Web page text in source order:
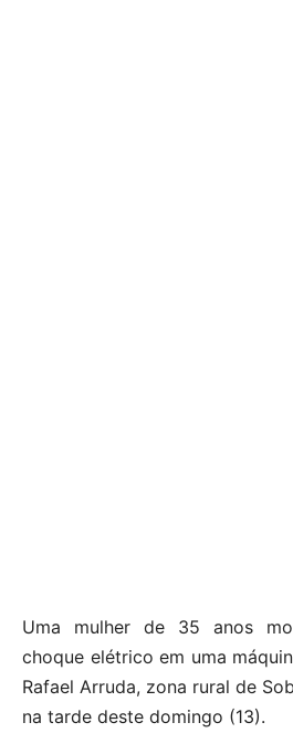
Uma mulher de 35 anos
choque elétrico em uma
Rafael Arruda, zona rural de
na tarde deste domingo (13).